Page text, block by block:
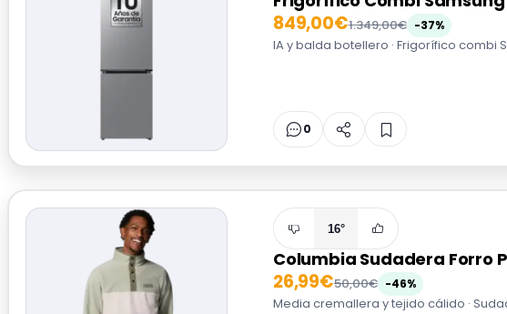
849,00€1.349,00€ -37%
IA y balda botellero · Frigorífico
0
16°
Columbia Sudadera Forro
26,99€50,00€ -46%
Media cremallera y tejido cálido ·